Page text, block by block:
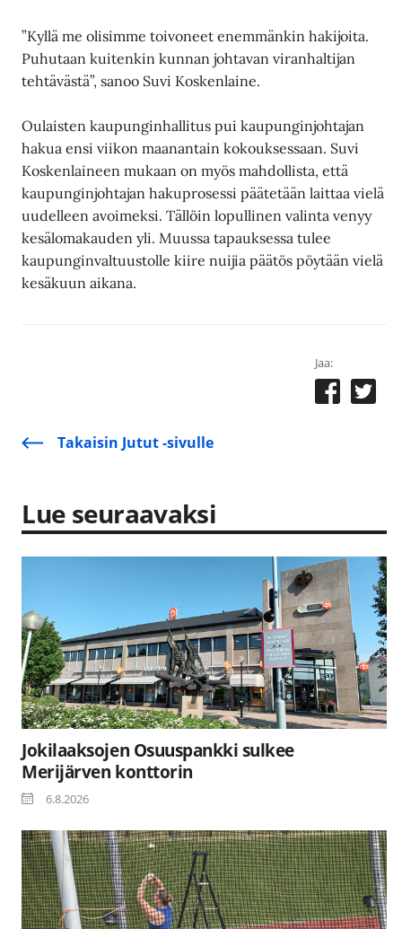
”Kyllä me olisimme toivoneet enemmänkin hakijoita.
Puhutaan kuitenkin kunnan johtavan viranhaltijan
tehtävästä”, sanoo Suvi Koskenlaine.
Oulaisten kaupunginhallitus pui kaupunginjohtajan
hakua ensi viikon maanantain kokouksessaan. Suvi
Koskenlaineen mukaan on myös mahdollista, että
kaupunginjohtajan hakuprosessi päätetään laittaa vielä
uudelleen avoimeksi. Tällöin lopullinen valinta venyy
kesälomakauden yli. Muussa tapauksessa tulee
kaupunginvaltuustolle kiire nuijia päätös pöytään vielä
kesäkuun aikana.
Jaa:
Takaisin Jutut -sivulle
Lue seuraavaksi
Jokilaaksojen Osuuspankki sulkee
Merijärven konttorin
6.8.2026